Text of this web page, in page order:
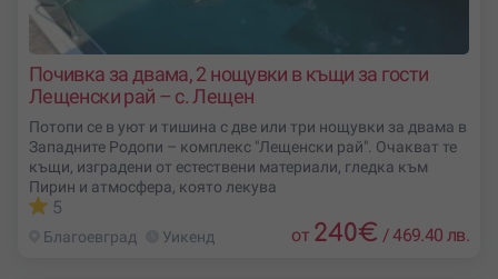
Почивка за двама, 2 нощувки в къщи за гости
Лещенски рай – с. Лещен
Потопи се в уют и тишина с две или три нощувки за двама в
Западните Родопи – комплекс "Лещенски рай". Очакват те
къщи, изградени от естествени материали, гледка към
Пирин и атмосфера, която лекува
5
Благоевград Уикенд от 240€ /469.40 лв.